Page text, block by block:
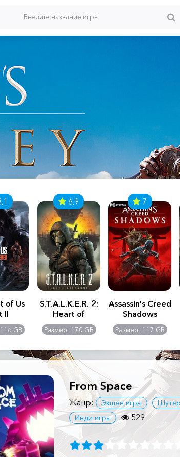
of Us
II
GB
6.9
S.T.A.L.K.E.R. 2:
Heart of
Chernobyl -
Ultimate Edition
Размер: 170 GB
7
Assassin's Creed
Shadows
Размер: 117 GB
From Space
Жанр: Экшен игры
Инди игры
529